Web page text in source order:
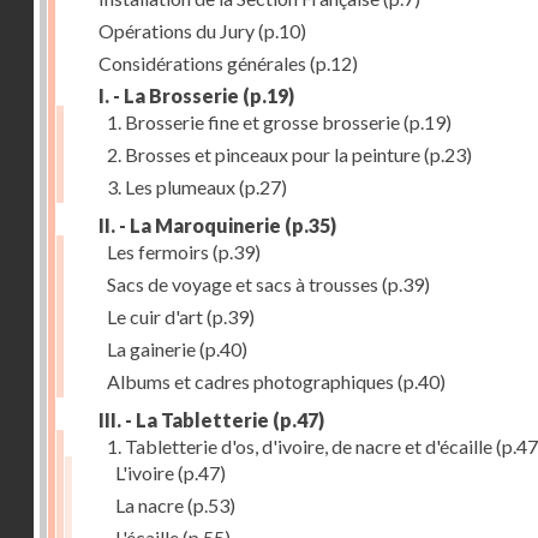
Opérations du Jury(p.10)
Considérations générales (p.12)
I. - La Brosserie (p.19)
1. Brosserie fine et grosse brosserie(p.19)
2. Brosses et pinceaux pour la peinture(p.23)
3. Les plumeaux(p.27)
II. - La Maroquinerie (p.35)
Les fermoirs (p.39)
Sacs de voyage et sacs à trousses (p.39)
Le cuir d'art(p.39)
La gainerie(p.40)
Albums et cadres photographiques (p.40)
III. - La Tabletterie (p.47)
1. Tabletterie d'os, d'ivoire, de nacre et d'écaille
L'ivoire(p.47)
La nacre(p.53)